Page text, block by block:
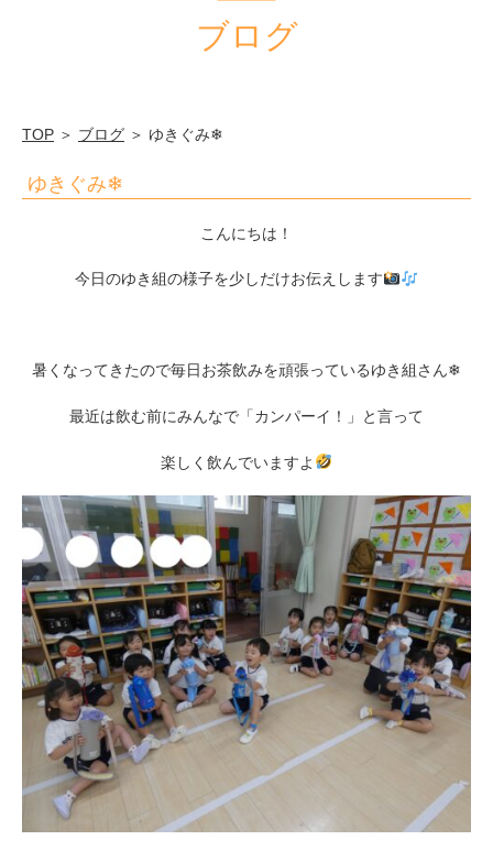
ブログ
TOP ＞ ブログ ＞ ゆきぐみ❄
ゆきぐみ❄
こんにちは！
今日のゆき組の様子を少しだけお伝えします
暑くなってきたので毎日お茶飲みを頑張っているゆき組さん❄
最近は飲む前にみんなで「カンパーイ！」と言って
楽しく飲んでいますよ